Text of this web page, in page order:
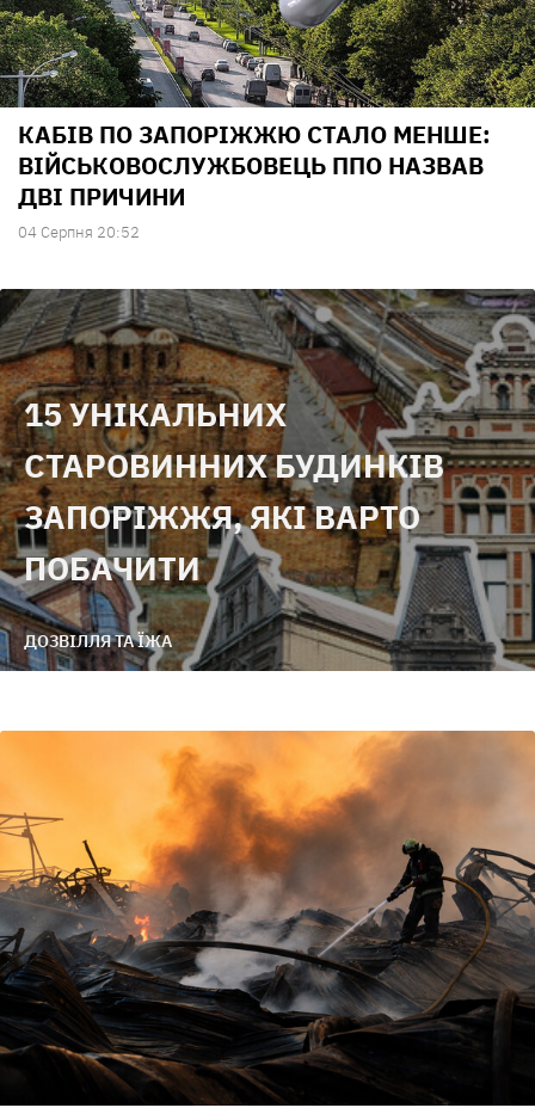
КАБІВ ПО ЗАПОРІЖЖЮ СТАЛО МЕНШЕ:
ВІЙСЬКОВОСЛУЖБОВЕЦЬ ППО НАЗВАВ
ДВІ ПРИЧИНИ
04 Серпня 20:52
15 УНІКАЛЬНИХ
СТАРОВИННИХ БУДИНКІВ
ЗАПОРІЖЖЯ, ЯКІ ВАРТО
ПОБАЧИТИ
ДОЗВІЛЛЯ ТА ЇЖА